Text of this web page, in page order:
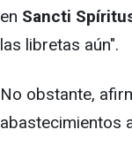
en Sancti
las libretas aún".
No obstante,
abastecimientos